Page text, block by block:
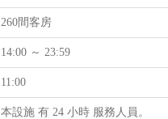
260間客房
14:00 ～ 23:59
11:00
本設施 有 24 小時 服務人員。